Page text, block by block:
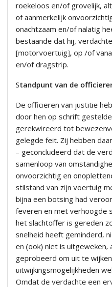
roekeloos en/of grovelijk,
of aanmerkelijk
onachtzaam en/of nalatig
bestaande dat hij,
[motorvoertuig], op /of
en/of dragstrip.
Standpunt van de
De officieren van justitie
door hen op schrift
gerekwireerd tot
gelegde feit. Zij hebben
– geconcludeerd dat de
samenloop van
onvoorzichtig en
stilstand van zijn voertuig
bijna een botsing had
feveren en met verhoogde
het slachtoffer is gereden
snelheid heeft geminderd,
en (ook) niet is uitgeweken,
geprobeerd om uit te
uitwijkingsmogelijkheden
Omdat de verdachte een